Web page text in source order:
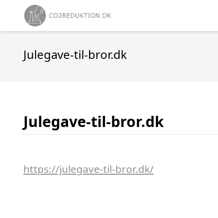
Julegave-til-bror.dk
Julegave-til-bror.dk
https://julegave-til-bror.dk/